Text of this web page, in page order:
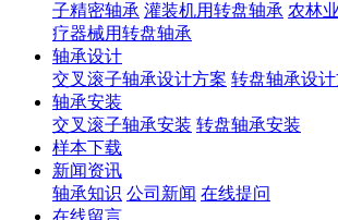
子精密轴承 灌装机用转盘轴承 农林
疗器械用转盘轴承
轴承设计
交叉滚子轴承设计方案 转盘轴承设
轴承安装
交叉滚子轴承安装 转盘轴承安装
样本下载
新闻资讯
轴承知识 公司新闻 在线提问
在线留言